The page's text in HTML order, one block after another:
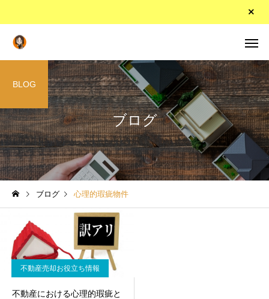
ブログ
BLOG
ブログ 心理的瑕疵物件
不動産売却お役立ち情報
不動産における心理的瑕疵と